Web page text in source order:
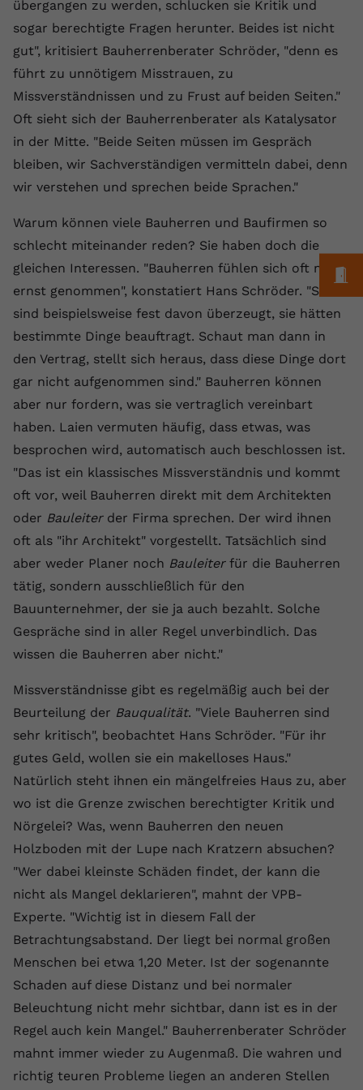
übergangen zu werden, schlucken sie Kritik und
sogar berechtigte Fragen herunter. Beides ist nicht
gut", kritisiert Bauherrenberater Schröder, "denn es
führt zu unnötigem Misstrauen, zu
Missverständnissen und zu Frust auf beiden Seiten."
Oft sieht sich der Bauherrenberater als Katalysator
in der Mitte. "Beide Seiten müssen im Gespräch
bleiben, wir Sachverständigen vermitteln dabei, denn
wir verstehen und sprechen beide Sprachen."
Warum können viele Bauherren und Baufirmen so
schlecht miteinander reden? Sie haben doch die
gleichen Interessen. "Bauherren fühlen sich oft nicht
ernst genommen", konstatiert Hans Schröder. "Sie
sind beispielsweise fest davon überzeugt, sie hätten
bestimmte Dinge beauftragt. Schaut man dann in
den Vertrag, stellt sich heraus, dass diese Dinge dort
gar nicht aufgenommen sind." Bauherren können
aber nur fordern, was sie vertraglich vereinbart
haben. Laien vermuten häufig, dass etwas, was
besprochen wird, automatisch auch beschlossen ist.
"Das ist ein klassisches Missverständnis und kommt
oft vor, weil Bauherren direkt mit dem Architekten
oder Bauleiterder Firma sprechen. Der wird ihnen
oft als "ihr Architekt" vorgestellt. Tatsächlich sind
aber weder Planer noch Bauleiterfür die Bauherren
tätig, sondern ausschließlich für den
Bauunternehmer, der sie ja auch bezahlt. Solche
Gespräche sind in aller Regel unverbindlich. Das
wissen die Bauherren aber nicht."
Missverständnisse gibt es regelmäßig auch bei der
Beurteilung der Bauqualität. "Viele Bauherren sind
sehr kritisch", beobachtet Hans Schröder. "Für ihr
gutes Geld, wollen sie ein makelloses Haus."
Natürlich steht ihnen ein mängelfreies Haus zu, aber
wo ist die Grenze zwischen berechtigter Kritik und
Nörgelei? Was, wenn Bauherren den neuen
Holzboden mit der Lupe nach Kratzern absuchen?
"Wer dabei kleinste Schäden findet, der kann die
nicht als Mangel deklarieren", mahnt der VPB-
Experte. "Wichtig ist in diesem Fall der
Betrachtungsabstand. Der liegt bei normal großen
Menschen bei etwa 1,20 Meter. Ist der sogenannte
Schaden auf diese Distanz und bei normaler
Beleuchtung nicht mehr sichtbar, dann ist es in der
Regel auch kein Mangel." Bauherrenberater Schröder
mahnt immer wieder zu Augenmaß. Die wahren und
richtig teuren Probleme liegen an anderen Stellen
Laufzeit 1 Jahr
Zweck
Dieser Wert speichert Ihre Consent-
Einstellungen. Unter anderem eine
zufällig generierte ID, für die
historische Speicherung Ihrer
Webseiten-Betreiber dies eingestellt
hat.
fe_typo_user
Laufzeit Session
Zweck
Speicherung von
Benutzereinstellungen zu ermöglichen.
Zweck
wiederzuerkennen und statistische
Informationen zur Nutzung der
Website zu erfassen.
Name _gcl au
Laufzeit 90 Tage
Zweck
Conversion-Tracking verwendet, um
Werbeklicks der Nutzung auf unserer
Website zuzuordnen.
Cookie-Informationen anzeigen
Externe Inhalte
Wir verwenden auf unserer Website externe Inhalte,
Name vuid
Laufzeit 2 Jahre
Zweck
Vimeo installiert dieses Cookie, um
Tracking-Informationen zu sammeln,
indem es eine eindeutige ID zum
setzt.
Anbieter youtube.com
Zweck
YouTube setzt dieses Cookie über
eingebettete YouTube-Videos und
registriert anonyme statistische Daten.
Name yt-remote-device-id
Laufzeit Session
Videos verwendet.
Name yt.innertube::requests
Anbieter youtube.com
Laufzeit Session
Zweck
Dieser von YouTube gesetzte Cookie
registriert eine eindeutige ID, um
Daten darüber zu speichern, welche
Videos von YouTube der Nutzer
gesehen hat.
Name yt.innertube::nextId
Anbieter Youtube.com
Laufzeit Session
Dieser von YouTube gesetzte Cookie
Cookie-Informationen anzeigen